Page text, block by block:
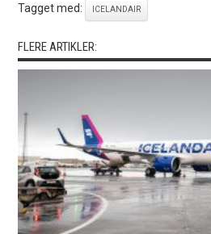
Tagget med: ICELANDAIR
FLERE ARTIKLER: